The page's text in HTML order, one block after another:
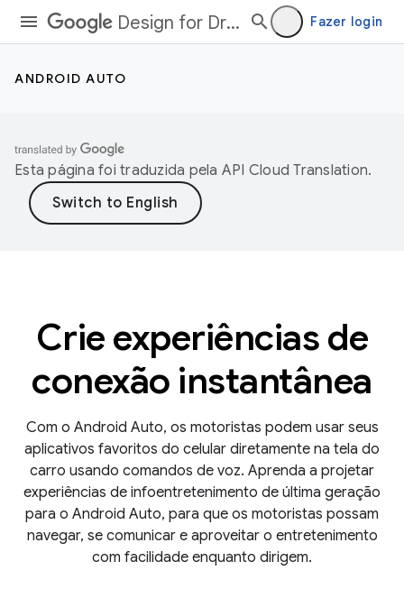
Design for Driving Fazer login
ANDROID AUTO
Esta página foi traduzida pela API Cloud Translation.
Crie experiências de
conexão instantânea
Com o Android Auto, os motoristas podem usar seus
aplicativos favoritos do celular diretamente na tela do
carro usando comandos de voz. Aprenda a projetar
experiências de infoentretenimento de última geração
para o Android Auto, para que os motoristas possam
navegar, se comunicar e aproveitar o entretenimento
com facilidade enquanto dirigem.